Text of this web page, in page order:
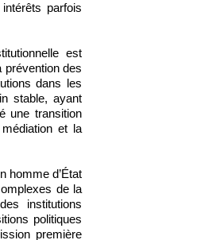
parfois
est
prévention des
dans les
stable, ayant
une transition
et la
homme d’État
de la
institutions
politiques
première